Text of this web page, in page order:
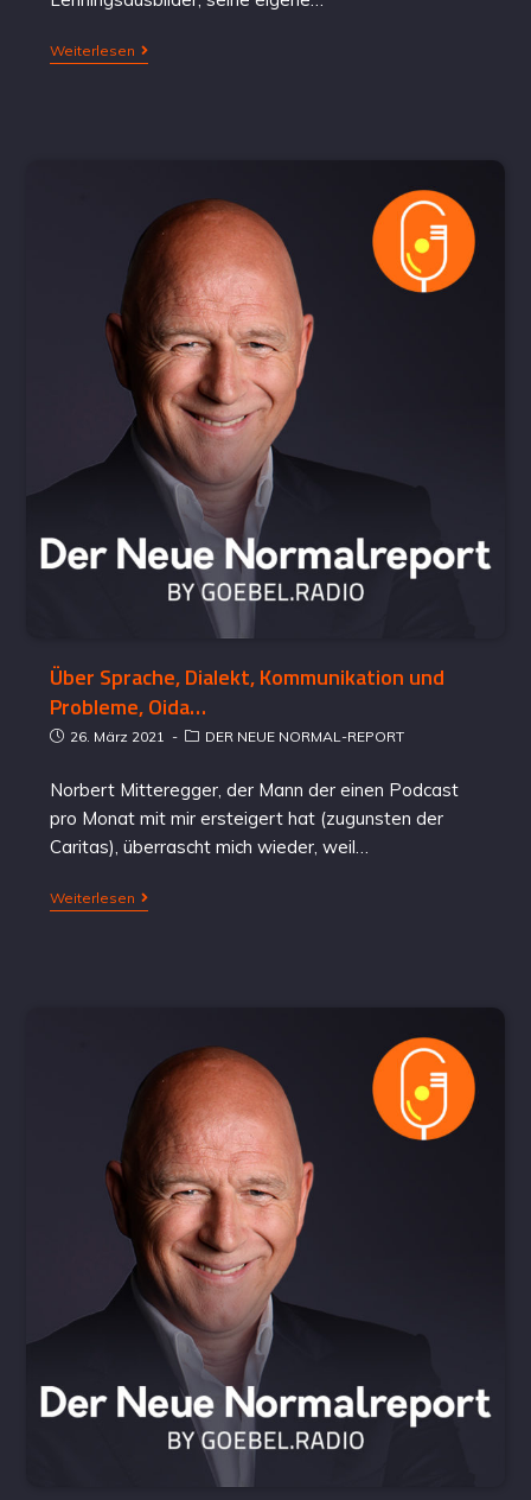
Weiterlesen
Über Sprache, Dialekt, Kommunikation und
Probleme, Oida…
26. März 2021 DER NEUE NORMAL-REPORT
Norbert Mitteregger, der Mann der einen Podcast
pro Monat mit mir ersteigert hat (zugunsten der
Caritas), überrascht mich wieder, weil…
Weiterlesen